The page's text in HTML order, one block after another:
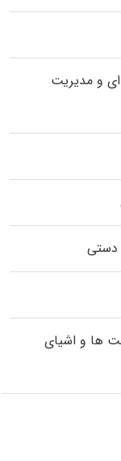
ای و مدیریت
دستی
ها و اشیای